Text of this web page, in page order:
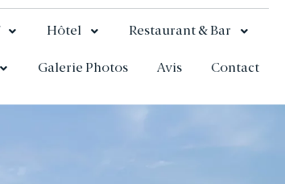
Hôtel Restaurant & Bar
Galerie Photos Avis Contact